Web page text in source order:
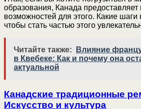
образования, Канада
возможностей для этого. Какие шаги
чтобы стать частью этого
Читайте также:
Влияние
в Квебеке: Как и почему она
актуальной
Канадские традиционные
Искусство и культура